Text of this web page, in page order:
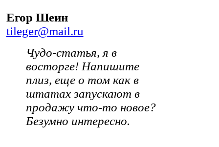
Егор Шеин
tileger@mail.ru
Чудо-статья, я в
восторге! Напишите
плиз, еще о том как в
штатах запускают в
продажу что-то новое?
Безумно интересно.